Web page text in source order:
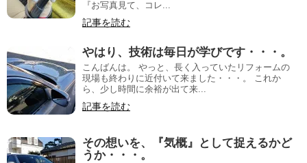
『お写真見て、コレ...
記事を読む
やはり、技術は毎日が学びです・・・。
こんばんは。 やっと、長く入っていたリフォームの
現場も終わりに近付いて来ました・・・。 これか
ら、少し時間に余裕が出て来...
記事を読む
その想いを、『気概』として捉えるかど
うか・・・。